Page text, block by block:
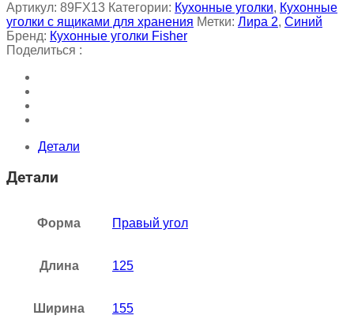
Артикул: 89FX13 Категории: Кухонные уголки, Кухонные
уголки с ящиками для хранения Метки: Лира 2, Синий
Бренд: Кухонные уголки Fisher
Поделиться :
Детали
Детали
Форма Правый угол
Длина 125
Ширина 155